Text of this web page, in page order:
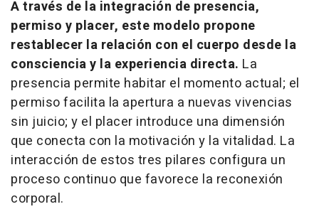
A través de la integración de presencia,
permiso y placer, este modelo propone
restablecer la relación con el cuerpo desde la
consciencia y la experiencia directa. La
presencia permite habitar el momento actual; el
permiso facilita la apertura a nuevas vivencias
sin juicio; y el placer introduce una dimensión
que conecta con la motivación y la vitalidad. La
interacción de estos tres pilares configura un
proceso continuo que favorece la reconexión
corporal.